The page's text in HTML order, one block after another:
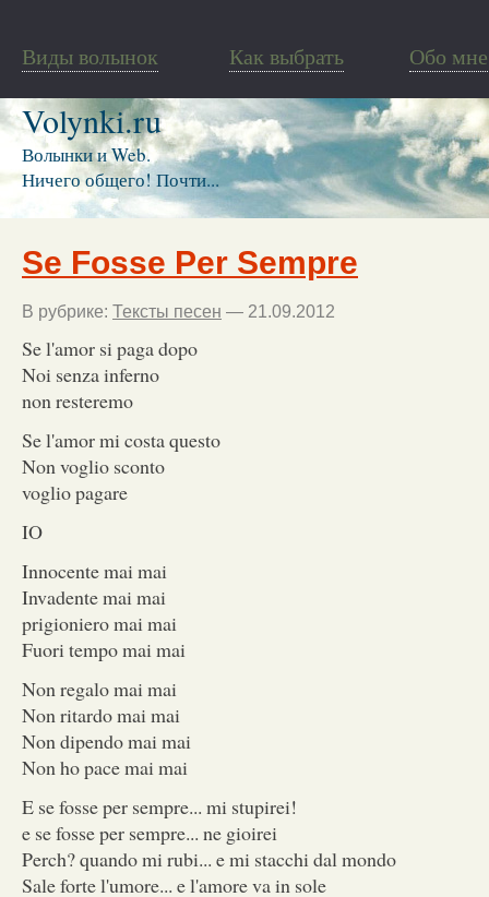
Виды волынок Как выбрать Обо мне
Volynki.ru
Волынки и Web.
Ничего общего! Почти...
Se Fosse Per Sempre
В рубрике: Тексты песен — 21.09.2012
Se l'amor si paga dopo
Noi senza inferno
non resteremo
Se l'amor mi costa questo
Non voglio sconto
voglio pagare
IO
Innocente mai mai
Invadente mai mai
prigioniero mai mai
Fuori tempo mai mai
Non regalo mai mai
Non ritardo mai mai
Non dipendo mai mai
Non ho pace mai mai
E se fosse per sempre... mi stupirei!
e se fosse per sempre... ne gioirei
Perch? quando mi rubi... e mi stacchi dal mondo
Sale forte l'umore... e l'amore va in sole